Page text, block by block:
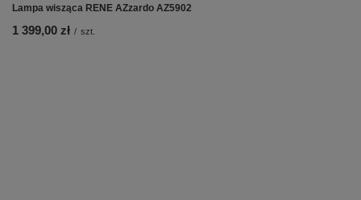
Lampa wisząca RENE AZzardo AZ5902
1 399,00 zł / szt.